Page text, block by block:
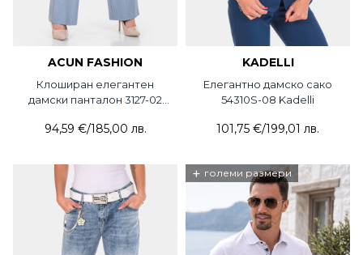
ACUN FASHION
Клоширан елегантен
дамски панталон 3127-02
94,59 €/185,00 лв.
KADELLI
Елегантно дамско сако
54310S-08 Kadelli
101,75 €/199,01 лв.
+ големи размери